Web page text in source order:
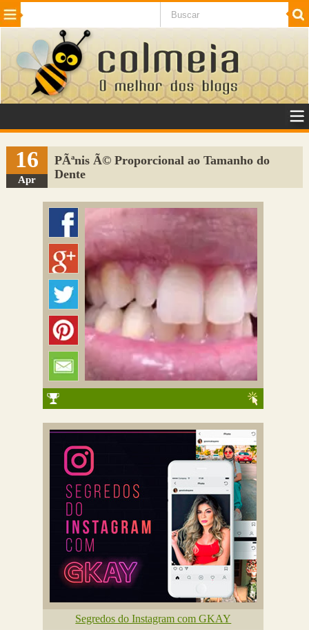
Beleza Cinema e TV
Internet Jogos NotÃ­cias SaÃºde
VeÃ­culos Adulto
Sugerir Link
Adicionar Blog
Colmeia Exchange
16
Apr
PÃªnis Ã© Proporcional ao Tamanho do
Dente
Segredos do Instagram com GKAY